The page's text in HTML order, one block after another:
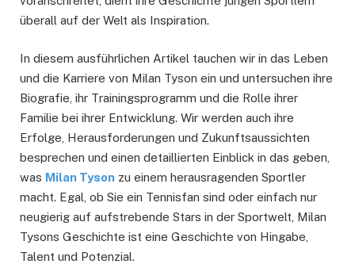
überall auf der Welt als Inspiration.
In diesem ausführlichen Artikel tauchen wir in das Leben
und die Karriere von Milan Tyson ein und untersuchen ihre
Biografie, ihr Trainingsprogramm und die Rolle ihrer
Familie bei ihrer Entwicklung. Wir werden auch ihre
Erfolge, Herausforderungen und Zukunftsaussichten
besprechen und einen detaillierten Einblick in das geben,
was Milan Tyson zu einem herausragenden Sportler
macht. Egal, ob Sie ein Tennisfan sind oder einfach nur
neugierig auf aufstrebende Stars in der Sportwelt, Milan
Tysons Geschichte ist eine Geschichte von Hingabe,
Talent und Potenzial.